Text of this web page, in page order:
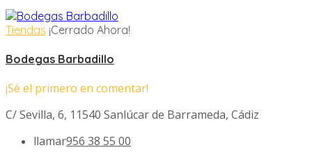
Tiendas ¡Cerrado Ahora!
Bodegas Barbadillo
¡Sé el primero en comentar!
C/ Sevilla, 6, 11540 Sanlúcar de Barrameda, Cádiz
llamar956 38 55 00